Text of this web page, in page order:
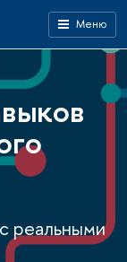
Меню
реальными